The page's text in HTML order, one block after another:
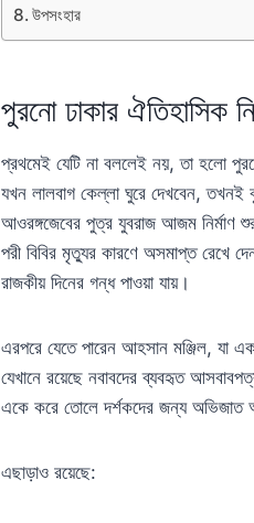
উপসংহার
পুরনো ঢাকার ঐতিহাসিক
প্রথমেই যেটি না বললেই নয়, তা হলো
যখন লালবাগ কেল্লা ঘুরে দেখবেন,
আওরঙ্গজেবের পুত্র যুবরাজ আজম নির্মাণ
পরী বিবির মৃত্যুর কারণে অসমাপ্ত রেখে
রাজকীয় দিনের গন্ধ পাওয়া যায়।
এরপরে যেতে পারেন আহসান মঞ্জিল, যা
যেখানে রয়েছে নবাবদের ব্যবহৃত
একে করে তোলে দর্শকদের জন্য অভিজাত
এছাড়াও রয়েছে: